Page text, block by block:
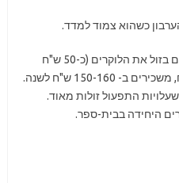
כשהוא צמוד למדד.
בכלל המודל שלהם מדהים. הם קונים בזול את הלוקרים (כ-50 ש"ח
ללוקר), לוקחים ערבון של כ-100 ש"ח, משכירים ב- 150-160 ש"ח לשנה.
התפעול זולות מאוד.
היחידה בבית-ספר.